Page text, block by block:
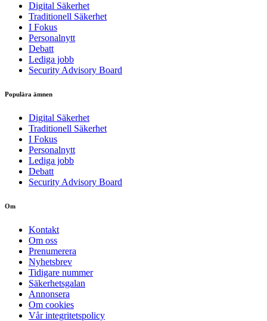
Digital Säkerhet
Traditionell Säkerhet
I Fokus
Personalnytt
Debatt
Lediga jobb
Security Advisory Board
Populära ämnen
Digital Säkerhet
Traditionell Säkerhet
I Fokus
Personalnytt
Lediga jobb
Debatt
Security Advisory Board
Om
Kontakt
Om oss
Prenumerera
Nyhetsbrev
Tidigare nummer
Säkerhetsgalan
Annonsera
Om cookies
Vår integritetspolicy